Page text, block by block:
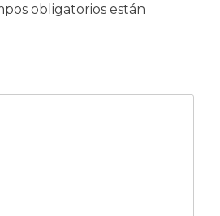
obligatorios están